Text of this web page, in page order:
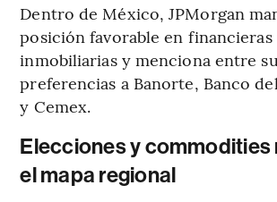
Dentro de México, JPMorgan
posición favorable en financieras
inmobiliarias y menciona entre
preferencias a Banorte, Banco
y Cemex.
Elecciones y commodities
el mapa regional